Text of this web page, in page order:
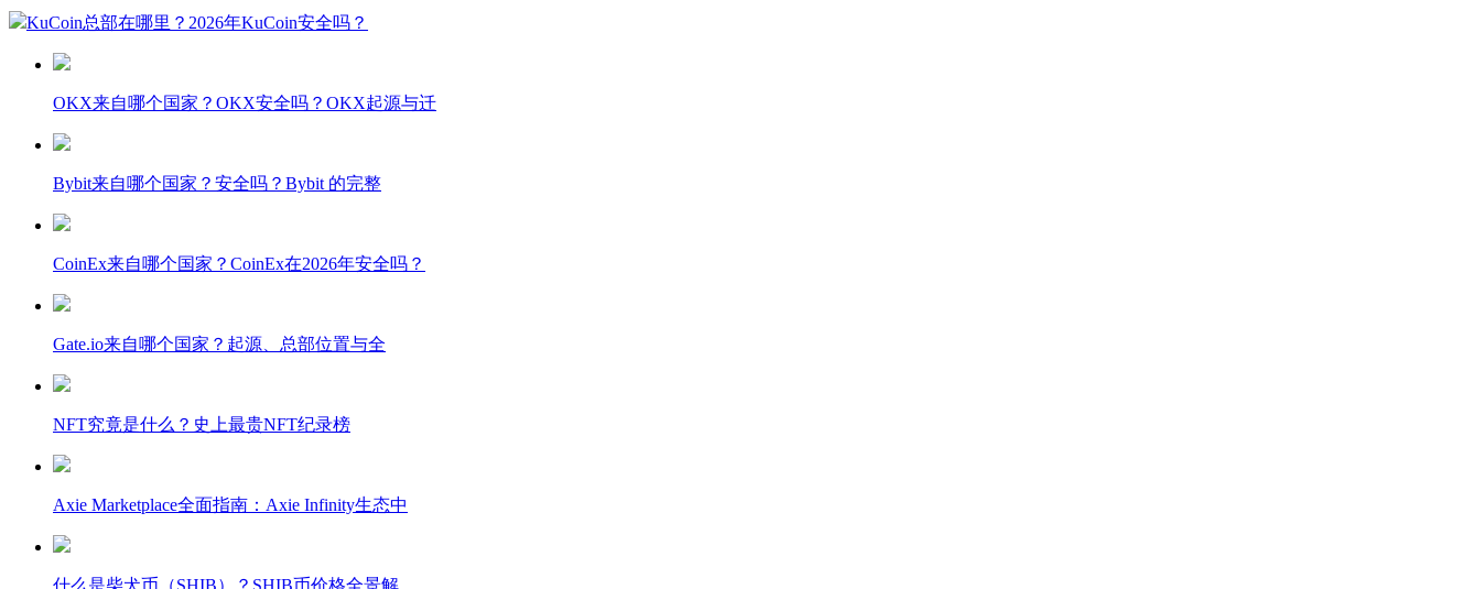
KuCoin总部在哪里？2026年KuCoin安全吗？
OKX来自哪个国家？OKX安全吗？OKX起源与迁
Bybit来自哪个国家？安全吗？Bybit 的完整
CoinEx来自哪个国家？CoinEx在2026年安全吗？
Gate.io来自哪个国家？起源、总部位置与全
NFT究竟是什么？史上最贵NFT纪录榜
Axie Marketplace全面指南：Axie Infinity生态中